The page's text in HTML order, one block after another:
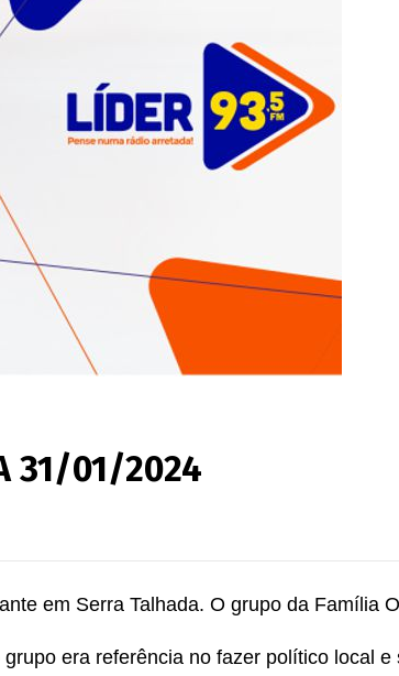
31/01/2024
em Serra Talhada. O grupo da Família
era referência no fazer político local e